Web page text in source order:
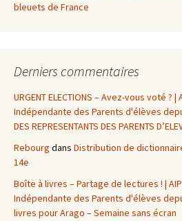
bleuets de France
Derniers commentaires
URGENT ELECTIONS – Avez-vous voté ?
Indépendante des Parents d'élèves
DES REPRESENTANTS DES PARENTS
Rebourg dans Distribution de
14e
Boîte à livres – Partage de lectures ! |
Indépendante des Parents d'élèves
livres pour Arago – Semaine sans écran